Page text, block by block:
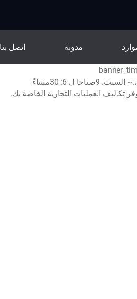
مدونة اتصل بنا
9صباحا ل 6: 30مساءً
تكاليف العمليات التجارية الخاصة بك.